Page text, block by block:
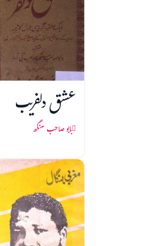
عشق دلفریب
بابو صاحب سنگھ